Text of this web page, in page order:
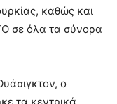
καθώς και
σε όλα τα σύνορα
ο